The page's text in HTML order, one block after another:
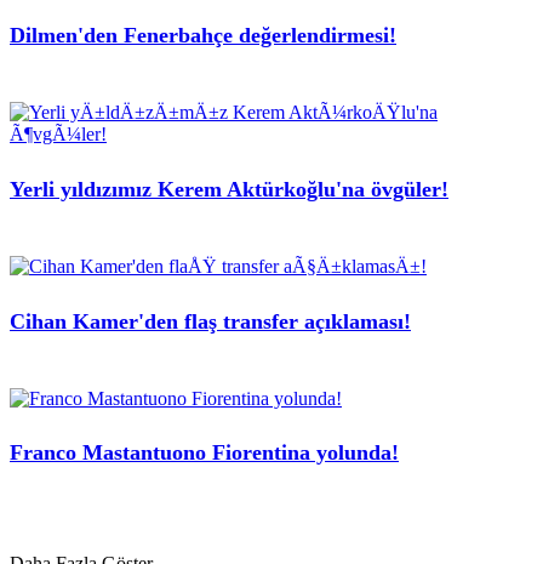
Dilmen'den Fenerbahçe değerlendirmesi!
Yerli yıldızımız Kerem Aktürkoğlu'na övgüler!
Cihan Kamer'den flaş transfer açıklaması!
Franco Mastantuono Fiorentina yolunda!